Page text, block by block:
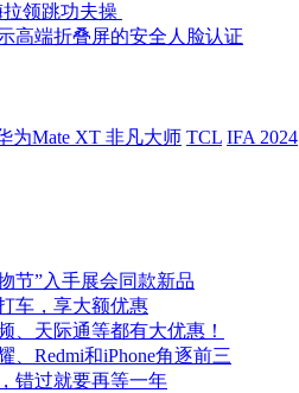
领跳功夫操
高端折叠屏的安全人脸认证
为Mate XT 非凡大师 TCL IFA 2024
节”入手展会同款新品
车，享大额优惠
、天际通等都有大优惠！
、Redmi和iPhone角逐前三
错过就要再等一年